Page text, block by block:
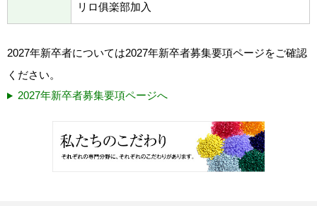
リロ俱楽部加入
2027年新卒者については2027年新卒者募集要項ページをご確認
ください。
2027年新卒者募集要項ページへ